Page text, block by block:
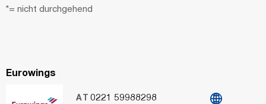
*= nicht durchgehend
Eurowings
AT 0221 59988298